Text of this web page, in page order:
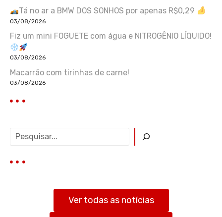
Tá no ar a BMW DOS SONHOS por apenas R$0,29
03/08/2026
Fiz um mini FOGUETE com água e NITROGÊNIO LÍQUIDO!
03/08/2026
Macarrão com tirinhas de carne!
03/08/2026
q
Ver todas as notícias